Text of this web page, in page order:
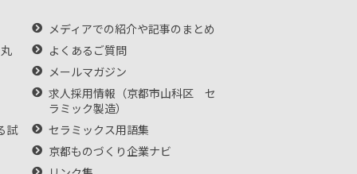
試
メディアでの紹介や記事のまとめ
よくあるご質問
メールマガジン
求人採用情報（京都市山科区 セ
ラミック製造）
セラミックス用語集
京都ものづくり企業ナビ